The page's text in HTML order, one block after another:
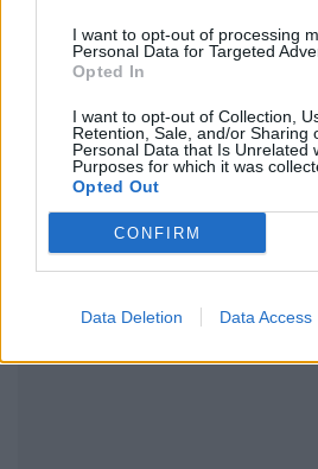
I want to opt-out of processing
Personal Data for Targeted
Opted In
I want to opt-out of Collection,
Retention, Sale, and/or Sharing
Personal Data that Is Unrelated
Purposes for which it was
Opted Out
CONFIRM
Data Deletion Data Access
Λιάγκα –